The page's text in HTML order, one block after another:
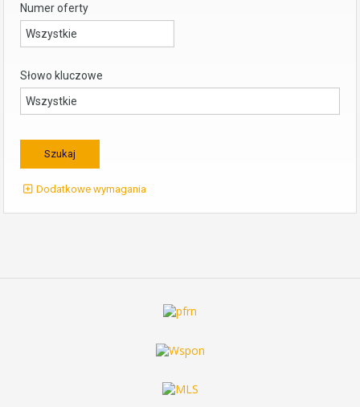
Numer oferty
Słowo kluczowe
Dodatkowe wymagania